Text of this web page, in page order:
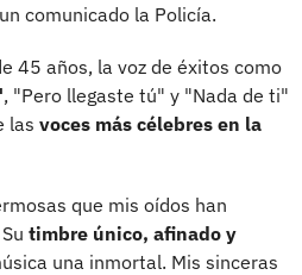
comunicado la Policía.
45 años, la voz de éxitos como
, "Pero llegaste tú" y "Nada de ti"
las voces más célebres en la
que mis oídos han
timbre único, afinado y
una inmortal. Mis sinceras